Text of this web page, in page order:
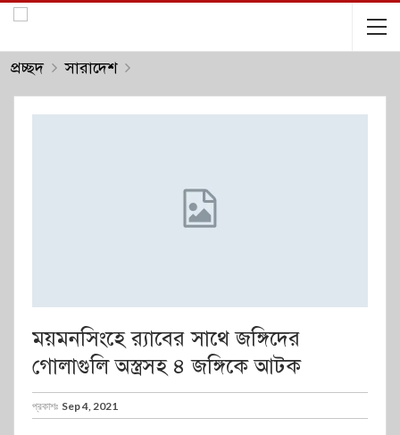
প্রচ্ছদ সারাদেশ
ময়মনসিংহে র‌্যাবের সাথে জঙ্গিদের
গোলাগুলি অস্ত্রসহ ৪ জঙ্গিকে আটক
প্রকাশঃ Sep 4, 2021